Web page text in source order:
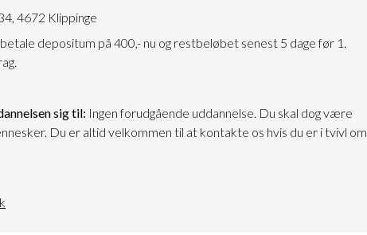
4672 Klippinge
depositum på 400,- nu og restbeløbet senest 5 dage før 1.
sig til: Ingen forudgående uddannelse. Du skal dog være
Du er altid velkommen til at kontakte os hvis du er i tvivl om